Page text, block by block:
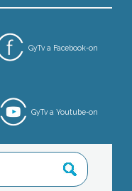
GyTv a Facebook-on
GyTv a Youtube-on